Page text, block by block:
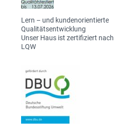
Lern – und kundenorientierte
Qualitätsentwicklung
Unser Haus ist zertifiziert nach
LQW